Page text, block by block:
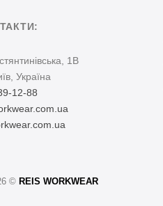
1В
Україна
12-88
© REIS WORKWEAR